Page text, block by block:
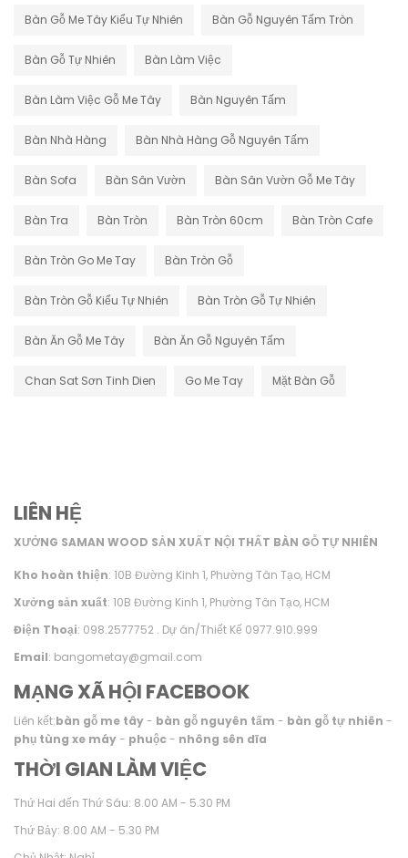
Bàn Gỗ Me Tây Kiểu Tự Nhiên Bàn Gỗ Nguyên Tấm Tròn
Bàn Gỗ Tự Nhiên Bàn Làm Việc
Bàn Làm Việc Gỗ Me Tây Bàn Nguyên Tấm
Bàn Nhà Hàng Bàn Nhà Hàng Gỗ Nguyên Tấm
Bàn Sofa Bàn Sân Vườn Bàn Sân Vườn Gỗ Me Tây
Bàn Tra Bàn Tròn Bàn Tròn 60cm Bàn Tròn Cafe
Bàn Tròn Go Me Tay Bàn Tròn Gỗ
Bàn Tròn Gỗ Kiểu Tự Nhiên Bàn Tròn Gỗ Tự Nhiên
Bàn Ăn Gỗ Me Tây Bàn Ăn Gỗ Nguyên Tấm
Chan Sat Sơn Tinh Dien Go Me Tay Mặt Bàn Gỗ
LIÊN HỆ
XƯỞNG SAMAN WOOD SẢN XUẤT NỘI THẤT BÀN GỖ TỰ NHIÊN
Kho hoàn thiện: 10B Đường Kinh 1, Phường Tân Tạo, HCM
Xưởng sản xuất: 10B Đường Kinh 1, Phường Tân Tạo, HCM
Điện Thoại: 098.2577752 . Dự án/Thiết Kế 0977.910.999
Email: bangometay@gmail.com
MẠNG XÃ HỘI FACEBOOK
Liên kết:bàn gỗ me tây- bàn gỗ nguyên tấm - bàn gỗ tự nhiên -
phụ tùng xe máy- phuộc- nhông sên dĩa
THỜI GIAN LÀM VIỆC
Thứ Hai đến Thứ Sáu: 8.00 AM - 5.30 PM
Thứ Bảy: 8.00 AM - 5.30 PM